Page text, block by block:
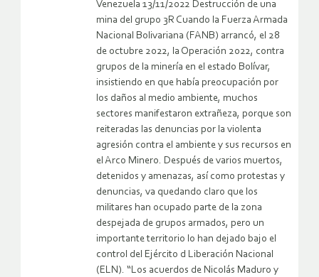
Venezuela 13/11/2022 Destrucción de una
mina del grupo 3R Cuando la Fuerza Armada
Nacional Bolivariana (FANB) arrancó, el 28
de octubre 2022, la Operación 2022, contra
grupos de la minería en el estado Bolívar,
insistiendo en que había preocupación por
los daños al medio ambiente, muchos
sectores manifestaron extrañeza, porque son
reiteradas las denuncias por la violenta
agresión contra el ambiente y sus recursos en
el Arco Minero. Después de varios muertos,
detenidos y amenazas, así como protestas y
denuncias, va quedando claro que los
militares han ocupado parte de la zona
despejada de grupos armados, pero un
importante territorio lo han dejado bajo el
control del Ejército d Liberación Nacional
(ELN). “Los acuerdos de Nicolás Maduro y